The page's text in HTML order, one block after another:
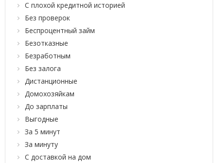
С плохой кредитной историей
Без проверок
Беспроцентный займ
Безотказные
Безработным
Без залога
Дистанционные
Домохозяйкам
До зарплаты
Выгодные
За 5 минут
За минуту
С доставкой на дом